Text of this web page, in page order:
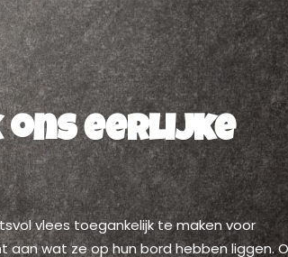
eerlijke
vlees toegankelijk te maken voor
aan wat ze op hun bord hebben liggen.